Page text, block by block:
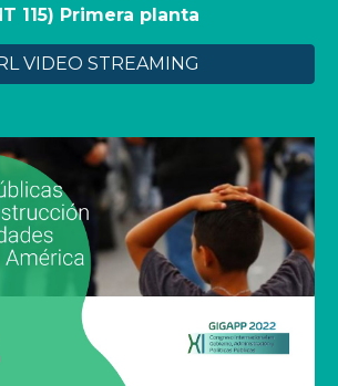
115) Primera planta
VIDEO STREAMING